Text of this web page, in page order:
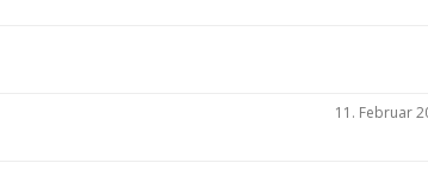
11. Februar